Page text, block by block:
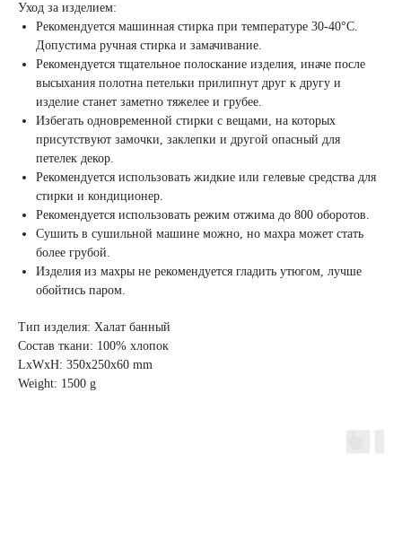
Уход за изделием:
Рекомендуется машинная стирка при температуре 30-40°С.
Допустима ручная стирка и замачивание.
Рекомендуется тщательное полоскание изделия, иначе после
высыхания полотна петельки прилипнут друг к другу и
изделие станет заметно тяжелее и грубее.
Избегать одновременной стирки с вещами, на которых
присутствуют замочки, заклепки и другой опасный для
петелек декор.
Рекомендуется использовать жидкие или гелевые средства для
стирки и кондиционер.
Рекомендуется использовать режим отжима до 800 оборотов.
Сушить в сушильной машине можно, но махра может стать
более грубой.
Изделия из махры не рекомендуется гладить утюгом, лучше
обойтись паром.
Тип изделия: Халат банный
Состав ткани: 100% хлопок
LxWxH: 350x250x60 mm
Weight: 1500 g